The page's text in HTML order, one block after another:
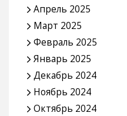
Апрель 2025
Март 2025
Февраль 2025
Январь 2025
Декабрь 2024
Ноябрь 2024
Октябрь 2024